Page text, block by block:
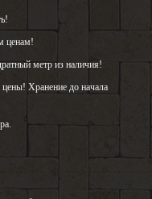
ценам!
метр из наличия!
Хранение до начала